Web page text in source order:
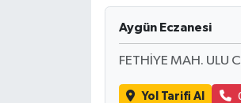
Aygün Eczanesi
FETHİYE MAH. ULU
Yol Tarifi Al